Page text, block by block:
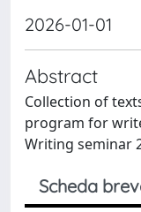
2026-01-01
Abstract
Collection of
program for
Writing seminar
Scheda